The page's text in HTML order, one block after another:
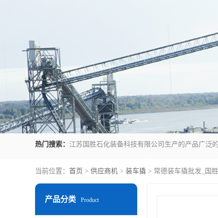
热门搜索：
当前位置： 首页 > 供应商机 > 装车撬 > 常德装车撬批发_国
产品分类 Product